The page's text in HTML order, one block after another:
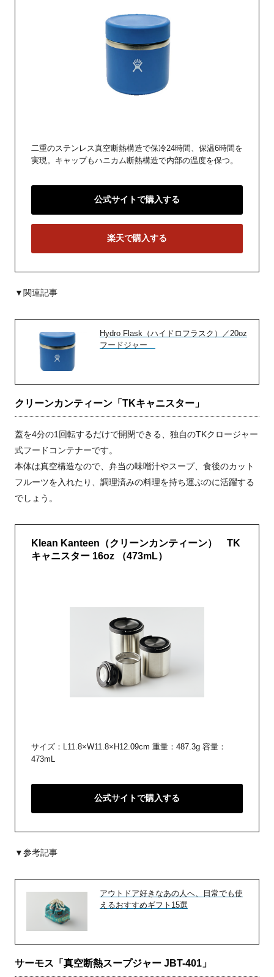
二重のステンレス真空断熱構造で保冷24時間、保温6時間を
実現。キャップもハニカム断熱構造で内部の温度を保つ。
公式サイトで購入する
楽天で購入する
▼関連記事
Hydro Flask（ハイドロフラスク）／20oz
フードジャー
クリーンカンティーン「TKキャニスター」
蓋を4分の1回転するだけで開閉できる、独自のTKクロージャー
式フードコンテナーです。
本体は真空構造なので、弁当の味噌汁やスープ、食後のカット
フルーツを入れたり、調理済みの料理を持ち運ぶのに活躍する
でしょう。
Klean Kanteen（クリーンカンティーン） TK
キャニスター 16oz （473mL）
サイズ：L11.8×W11.8×H12.09cm 重量：487.3g 容量：
473mL
公式サイトで購入する
▼参考記事
アウトドア好きなあの人へ、日常でも使
えるおすすめギフト15選
サーモス「真空断熱スープジャー JBT-401」